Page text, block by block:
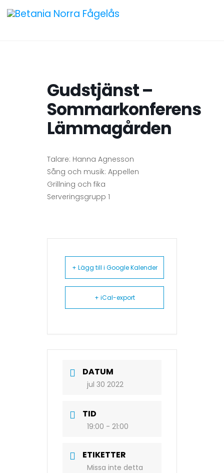
Gudstjänst –
Sommarkonferens
Lämmagården
Talare: Hanna Agnesson
Sång och musik: Appellen
Grillning och fika
Serveringsgrupp 1
+ Lägg till i Google Kalender
+ iCal-export
DATUM
jul 30 2022
TID
19:00 - 21:00
ETIKETTER
Missa inte detta